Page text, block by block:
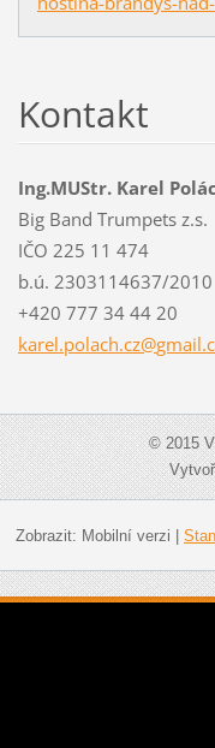
Kontakt
Ing.MUStr. Karel
Big Band Trumpets z.s.
IČO 225 11 474
b.ú. 2303114637/2010
+420 777 34 44 20
karel.polach.cz@
© 2015
Zobrazit: Mobilní verzi